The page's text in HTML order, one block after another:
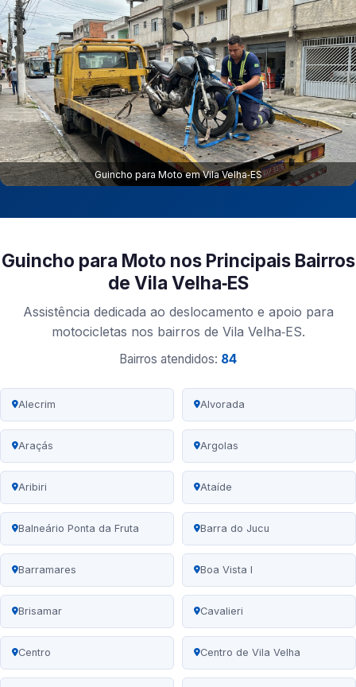
Guincho para Moto em Vila Velha‑ES
Guincho para Moto nos Principais Bairros
de Vila Velha‑ES
Assistência dedicada ao deslocamento e apoio para
motocicletas nos bairros de Vila Velha‑ES.
Bairros atendidos: 84
Alecrim Alvorada
Araçás Argolas
Aribiri Ataíde
Balneário Ponta da Fruta Barra do Jucu
Barramares Boa Vista I
Brisamar Cavalieri
Centro Centro de Vila Velha